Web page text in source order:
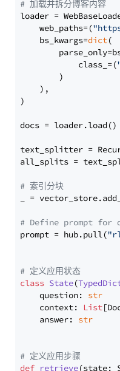
# 加载并拆分博客内容
loader =
    web_paths=(
    bs_kwargs=
dict(
            class_=(
        )
    ),
)
docs = loader.load()
text_splitter =
all_splits =
# 索引分块
_ =
# Define prompt for
prompt = hub.pull(
# 定义应用状态
class State(
    question:
str
    context:
List
    answer:
str
# 定义应用步骤
def retrieve(state: